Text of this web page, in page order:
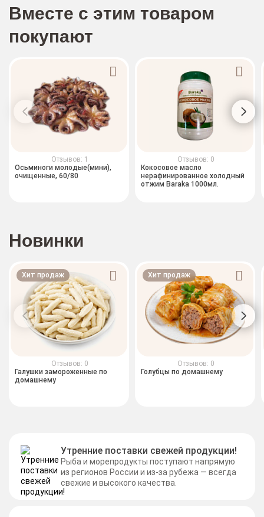
Вместе с этим товаром
покупают
Отзывов: 1
Осьминоги молодые(мини),
очищенные, 60/80
Отзывов: 0
Кокосовое масло
нерафинированное холодный
отжим Baraka 1000мл.
Новинки
Хит продаж
Отзывов: 0
Галушки замороженные по
домашнему
Хит продаж
Отзывов: 0
Голубцы по домашнему
Утренние поставки свежей продукции!
Рыба и морепродукты поступают напрямую
из регионов России и из-за рубежа — всегда
свежие и высокого качества.